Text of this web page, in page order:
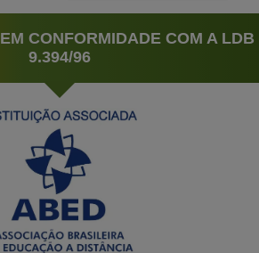
CONFORMIDADE COM A LDB
9.394/96